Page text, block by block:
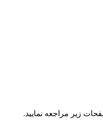
زیر مراجعه نمایید.